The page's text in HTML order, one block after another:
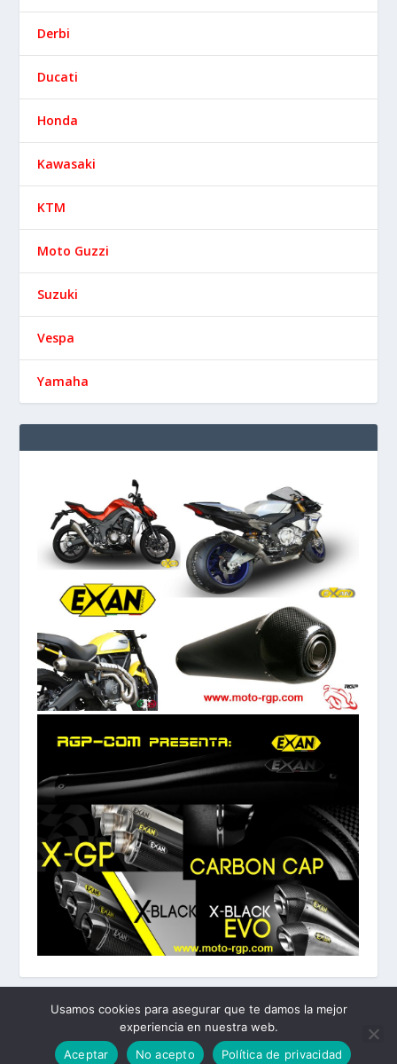
Derbi
Ducati
Honda
Kawasaki
KTM
Moto Guzzi
Suzuki
Vespa
Yamaha
Elegant Themes| Desarrollado por WordPress
Usamos cookies para asegurar que te damos la mejor
experiencia en nuestra web.
Aceptar
No acepto Política de privacidad